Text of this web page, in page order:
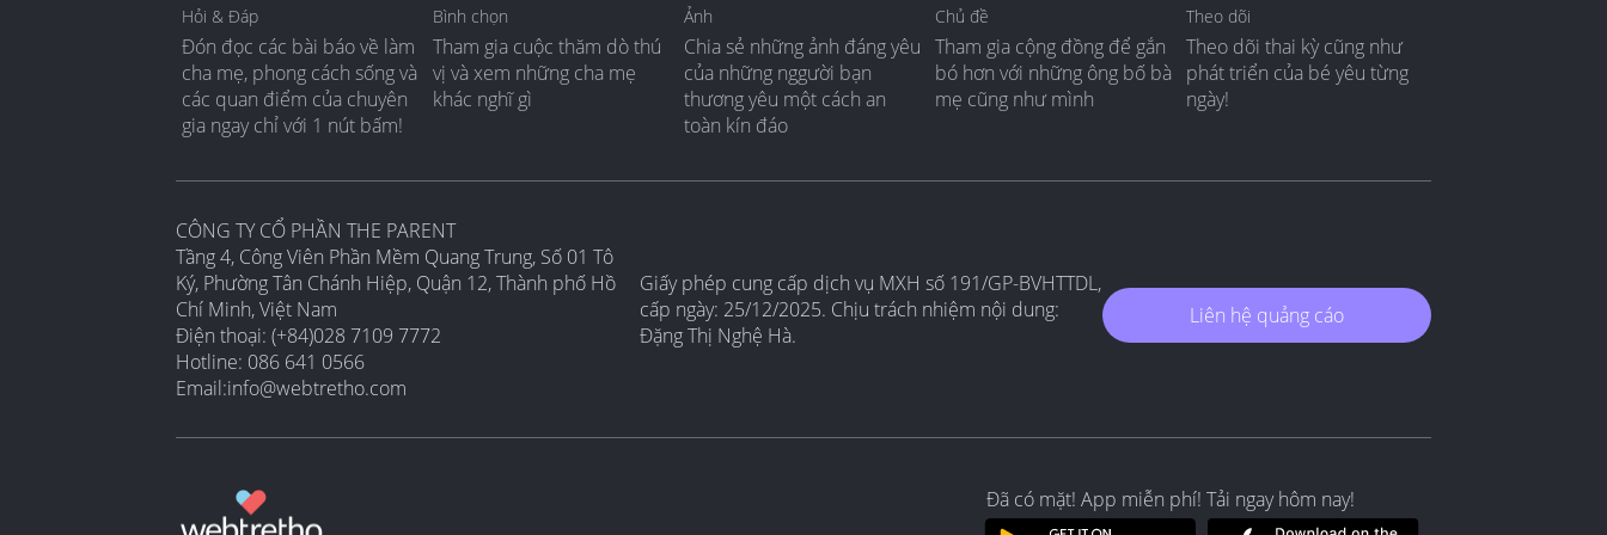
Hỏi & Đáp
Đón đọc các bài báo về làm
cha mẹ, phong cách sống và
các quan điểm của chuyên
gia ngay chỉ với 1 nút bấm!
Bình chọn
Tham gia cuộc thăm dò thú
vị và xem những cha mẹ
khác nghĩ gì
Ảnh
Chia sẻ những ảnh đáng yêu
của những nggười bạn
thương yêu một cách an
toàn kín đáo
Chủ đề
Tham gia cộng đồng để gắn
bó hơn với những ông bố bà
mẹ cũng như mình
Theo dõi
Theo dõi thai kỳ cũng như
phát triển của bé yêu từng
ngày!
CÔNG TY CỔ PHẦN THE PARENT
Tầng 4, Công Viên Phần Mềm Quang Trung, Số 01 Tô
Ký, Phường Tân Chánh Hiệp, Quận 12, Thành phố Hồ
Chí Minh, Việt Nam
Điện thoại: (+84)028 7109 7772
Hotline: 086 641 0566
Email:info@webtretho.com
Giấy phép cung cấp dịch vụ MXH số 191/GP-BVHTTDL,
cấp ngày: 25/12/2025. Chịu trách nhiệm nội dung:
Đặng Thị Nghệ Hà.
Liên hệ quảng cáo
Đã có mặt! App miễn phí! Tải ngay hôm nay!